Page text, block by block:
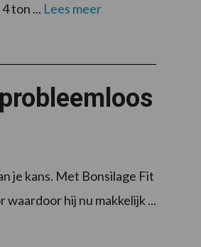
ton ... Lees meer
je kans. Met Bonsilage Fit
hij nu makkelijk ...